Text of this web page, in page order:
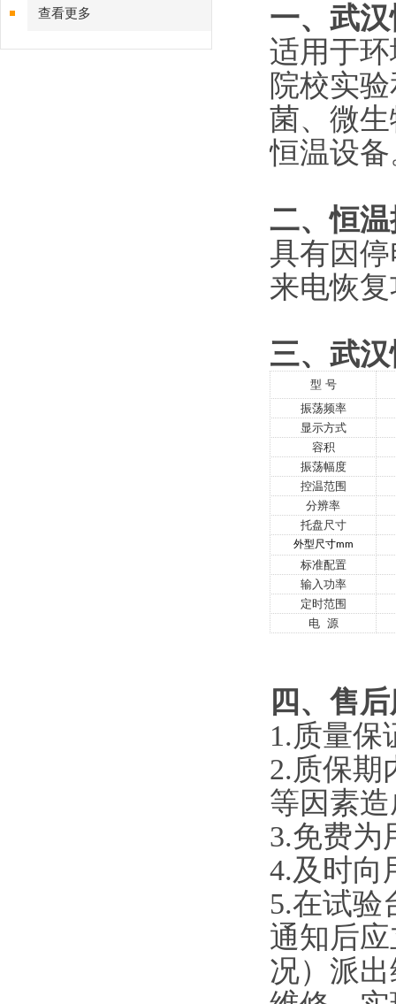
查看更多 一、 武
适用于
院校实
菌、微
恒温设
二、恒
具有因
来电恢
三、 武
型 号
振荡频率
显示方式
容积
振荡幅度
控温范围
分辨率
托盘尺寸
外型尺寸mm
标准配置
输入功率
定时范围
电 源
四、 售
1.质量保
2.质保期
等因素
3.免费为
4.及时向
5.在试验
通知后
况）派